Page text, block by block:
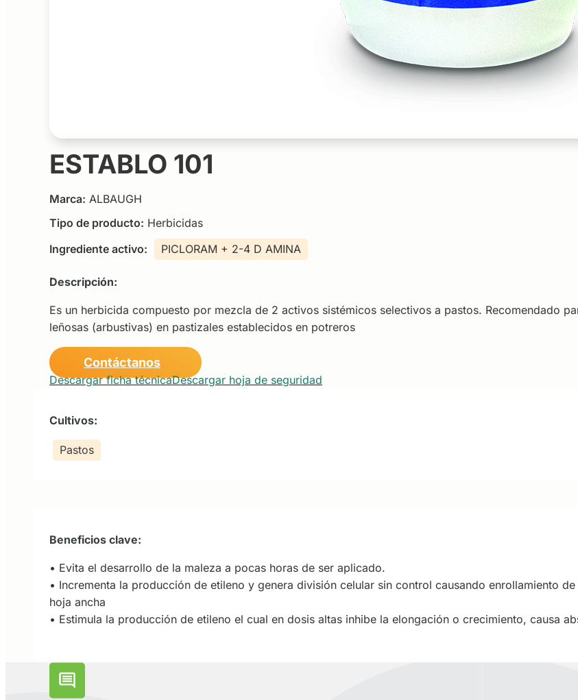
ESTABLO 101
Marca: ALBAUGH
Tipo de producto: Herbicidas
Ingrediente activo:
PICLORAM + 2-4 D AMINA
Descripción:
Es un herbicida compuesto por mezcla de 2 activos sistémicos selectivos a pastos. Recomendado
leñosas (arbustivas) en pastizales establecidos en potreros
Contáctanos
Descargar ficha técnicaDescargar hoja de seguridad
Cultivos:
Pastos
Beneficios clave:
• Evita el desarrollo de la maleza a pocas horas de ser aplicado.
• Incrementa la producción de etileno y genera división celular sin control causando enrollamiento
hoja ancha
• Estimula la producción de etileno el cual en dosis altas inhibe la elongación o crecimiento, causa